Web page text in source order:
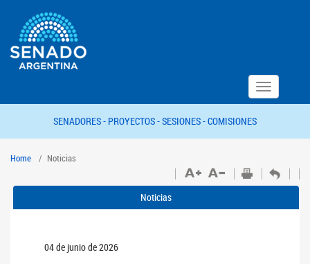
Toggle
navigation
SENADORES - PROYECTOS -SESIONES -COMISIONES
Home Noticias
Noticias
04 de junio de 2026